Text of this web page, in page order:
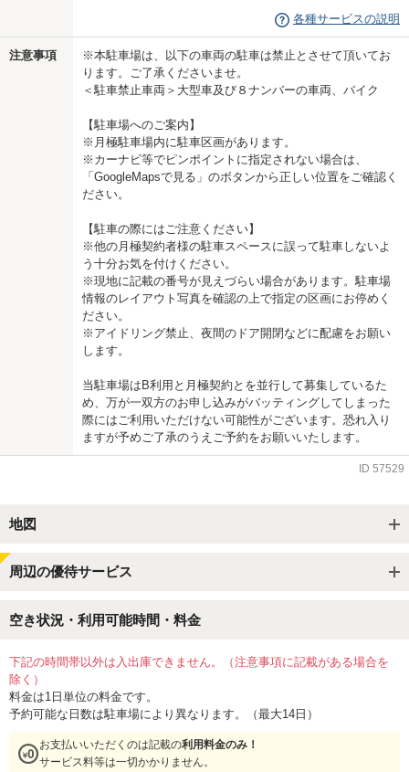
各種サービスの説明
注意事項
※本駐車場は、以下の車両の駐車は禁止とさせて頂いてお
ります。ご了承くださいませ。
＜駐車禁止車両＞大型車及び８ナンバーの車両、バイク
【駐車場へのご案内】
※月極駐車場内に駐車区画があります。
※カーナビ等でピンポイントに指定されない場合は、
「GoogleMapsで見る」のボタンから正しい位置をご確認く
ださい。
【駐車の際にはご注意ください】
※他の月極契約者様の駐車スペースに誤って駐車しないよ
う十分お気を付けください。
※現地に記載の番号が見えづらい場合があります。駐車場
情報のレイアウト写真を確認の上で指定の区画にお停めく
ださい。
※アイドリング禁止、夜間のドア開閉などに配慮をお願い
します。
当駐車場はB利用と月極契約とを並行して募集しているた
め、万が一双方のお申し込みがバッティングしてしまった
際にはご利用いただけない可能性がございます。恐れ入り
ますが予めご了承のうえご予約をお願いいたします。
ID 57529
地図
周辺の優待サービス
空き状況・利用可能時間・料金
下記の時間帯以外は入出庫できません。（注意事項に記載がある場合を
除く）
料金は1日単位の料金です。
予約可能な日数は駐車場により異なります。（最大14日）
お支払いいただくのは記載の利用料金のみ！
サービス料等は一切かかりません。